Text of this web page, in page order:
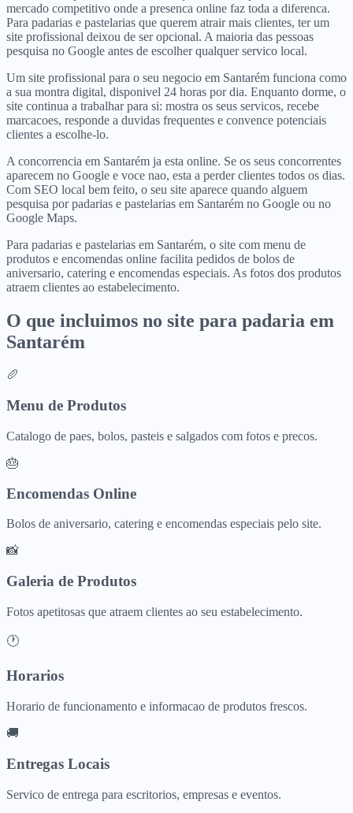
mercado competitivo onde a presenca online faz toda a diferenca.
Para padarias e pastelarias que querem atrair mais clientes, ter um
site profissional deixou de ser opcional. A maioria das pessoas
pesquisa no Google antes de escolher qualquer servico local.
Um site profissional para o seu negocio em Santarém funciona como
a sua montra digital, disponivel 24 horas por dia. Enquanto dorme, o
site continua a trabalhar para si: mostra os seus servicos, recebe
marcacoes, responde a duvidas frequentes e convence potenciais
clientes a escolhe-lo.
A concorrencia em Santarém ja esta online. Se os seus concorrentes
aparecem no Google e voce nao, esta a perder clientes todos os dias.
Com SEO local bem feito, o seu site aparece quando alguem
pesquisa por padarias e pastelarias em Santarém no Google ou no
Google Maps.
Para padarias e pastelarias em Santarém, o site com menu de
produtos e encomendas online facilita pedidos de bolos de
aniversario, catering e encomendas especiais. As fotos dos produtos
atraem clientes ao estabelecimento.
O que incluimos no site para padaria em
Santarém
🥖
Menu de Produtos
Catalogo de paes, bolos, pasteis e salgados com fotos e precos.
🎂
Encomendas Online
Bolos de aniversario, catering e encomendas especiais pelo site.
📸
Galeria de Produtos
Fotos apetitosas que atraem clientes ao seu estabelecimento.
🕐
Horarios
Horario de funcionamento e informacao de produtos frescos.
🚚
Entregas Locais
Servico de entrega para escritorios, empresas e eventos.